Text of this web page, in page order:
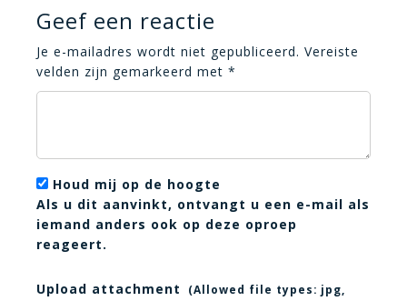
Geef een reactie
Je e-mailadres wordt niet gepubliceerd. Vereiste
velden zijn gemarkeerd met *
Houd mij op de hoogte
Als u dit aanvinkt, ontvangt u een e-mail als
iemand anders ook op deze oproep
reageert.
Upload attachment (Allowed file types: jpg,